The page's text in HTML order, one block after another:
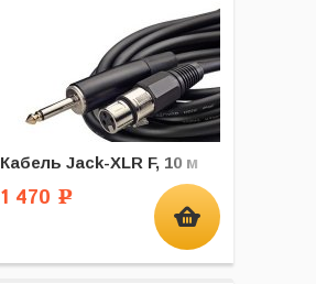
Кабель Jack-XLR F, 10 м
1 470 Р